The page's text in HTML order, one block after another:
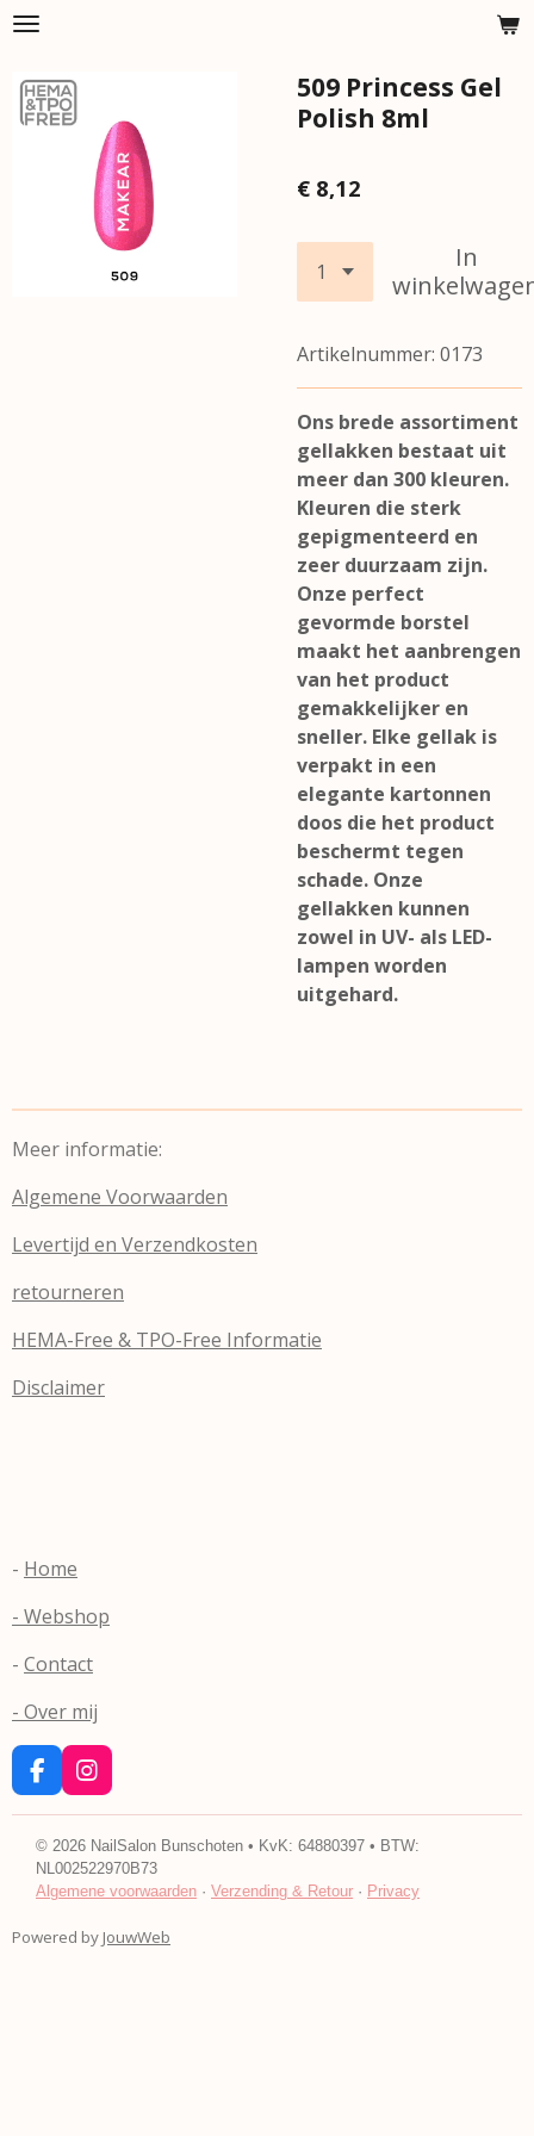
Ga
naar
de
hoofdinhoud
509 Princess Gel
Polish 8ml
€ 8,12
In
Artikelnummer: 0173
Ons brede assortiment
gellakken bestaat uit
meer dan 300 kleuren.
Kleuren die sterk
gepigmenteerd en
zeer duurzaam zijn.
Onze perfect
gevormde borstel
maakt het aanbrengen
van het product
gemakkelijker en
sneller. Elke gellak is
verpakt in een
elegante kartonnen
doos die het product
beschermt tegen
schade. Onze
gellakken kunnen
zowel in UV- als LED-
lampen worden
uitgehard.
Meer informatie:
Algemene Voorwaarden
Levertijd en Verzendkosten
retourneren
HEMA-Free & TPO-Free Informatie
Disclaimer
- Home
- Webshop
- Contact
- Over mij
F
a
c
e
b
o
k
I
n
s
t
a
g
a
© 2026 NailSalon Bunschoten • KvK: 64880397 • BTW:
NL002522970B73
Algemene voorwaarden · Verzending & Retour · Privacy
Powered by JouwWeb